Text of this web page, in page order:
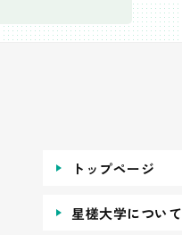
トップページ
星槎大学について